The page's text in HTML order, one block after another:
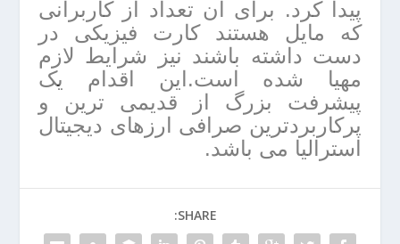
پیدا کرد. برای آن تعداد از کاربرانی
که مایل هستند کارت فیزیکی در
دست داشته باشند نیز شرایط لازم
مهیا شده است.این اقدام یک
پیشرفت بزرگ از قدیمی ترین و
پرکاربردترین صرافی ارزهای دیجیتال
استرالیا می باشد.
SHARE: